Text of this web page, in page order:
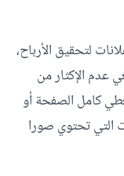
لتحقيق الأرباح،
عدم الإكثار من
كامل الصفحة أو
التي تحتوي صورا